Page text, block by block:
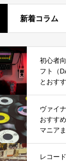
新着コラム
初心者
フト（
とおす
ヴァイ
おすす
マニア
レコー